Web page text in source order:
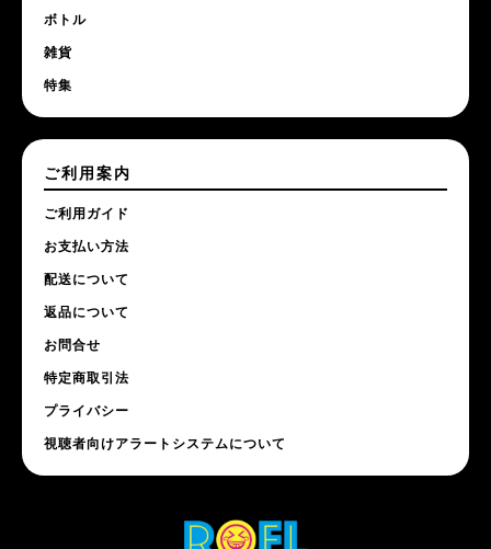
ボトル
雑貨
特集
ご利用案内
ご利用ガイド
お支払い方法
配送について
返品について
お問合せ
特定商取引法
プライバシー
視聴者向けアラートシステムについて